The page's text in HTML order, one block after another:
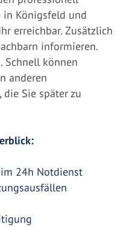
in Königsfeld und
erreichbar. Zusätzlich
informieren.
Schnell können
anderen
Sie später zu
24h Notdienst